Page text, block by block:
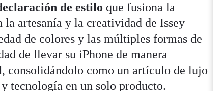
de estilo que fusiona la
artesanía y la creatividad de Issey
de colores y las múltiples formas de
de llevar su iPhone de manera
, consolidándolo como un artículo de lujo
tecnología en un solo producto.